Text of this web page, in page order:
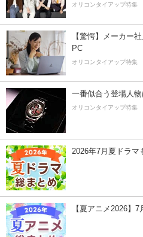
オリコンタイアップ特集
【驚愕】メーカー
PC
オリコンタイアップ特集
一番似合う登場人
オリコンタイアップ特集
2026年7月夏ドラマ
【夏アニメ2026】